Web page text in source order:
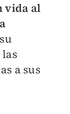
vida al
su
a sus